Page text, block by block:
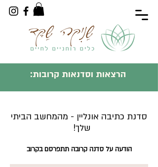
הרצאות וסדנאות קרובות:
סדנת כתיבה אונליין - מהמחשב הביתי
שלך!
הודעה על סדנה קרובה תתפרסם בקרוב